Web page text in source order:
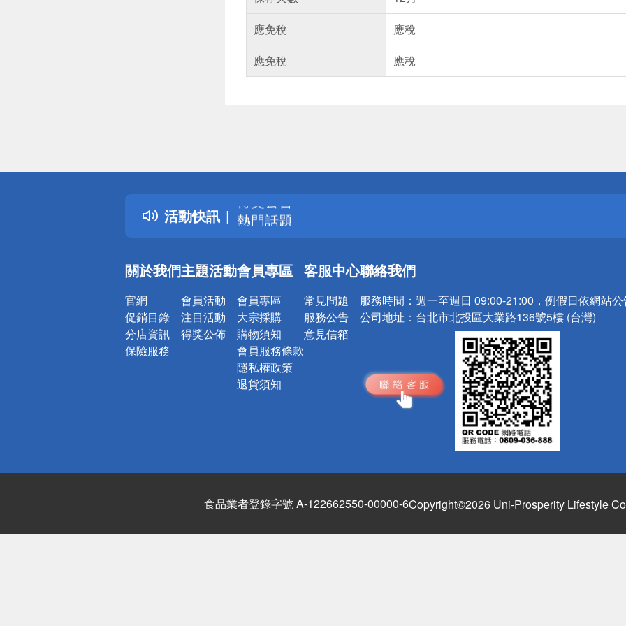
應免稅
應稅
應免稅
應稅
活動快訊
詐騙網頁！請小心！
得獎公告
熱門話題
銀行優惠
詐騙網頁！請小心！
關於我們
官網
促銷目錄
分店資訊
保險服務
主題活動
會員活動
注目活動
得獎公佈
會員專區
會員專區
大宗採購
購物須知
會員服務條款
隱私權政策
退貨須知
客服中心
常見問題
服務公告
意見信箱
聯絡我們
服務時間： 週一至週日 09:00-21:00，例假日依網站
公司地址： 台北市北投區大業路136號5樓 (台灣)
食品業者登錄字號 A-122662550-00000-6Copyright©2026 Uni-Prosperity Lifestyle